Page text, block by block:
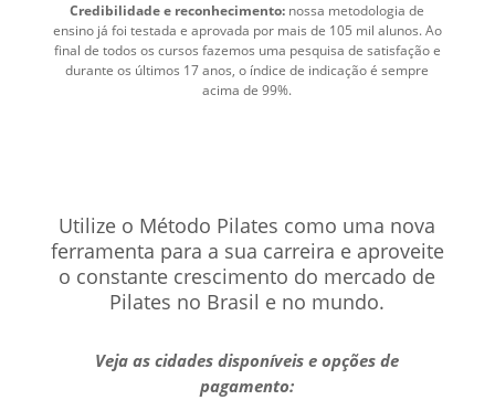
Credibilidade e reconhecimento: nossa metodologia de
ensino já foi testada e aprovada por mais de 105 mil alunos. Ao
final de todos os cursos fazemos uma pesquisa de satisfação e
durante os últimos 17 anos, o índice de indicação é sempre
acima de 99%.
Utilize o Método Pilates como uma nova
ferramenta para a sua carreira e aproveite
o constante crescimento do mercado de
Pilates no Brasil e no mundo.
Veja as cidades disponíveis e opções de
pagamento: